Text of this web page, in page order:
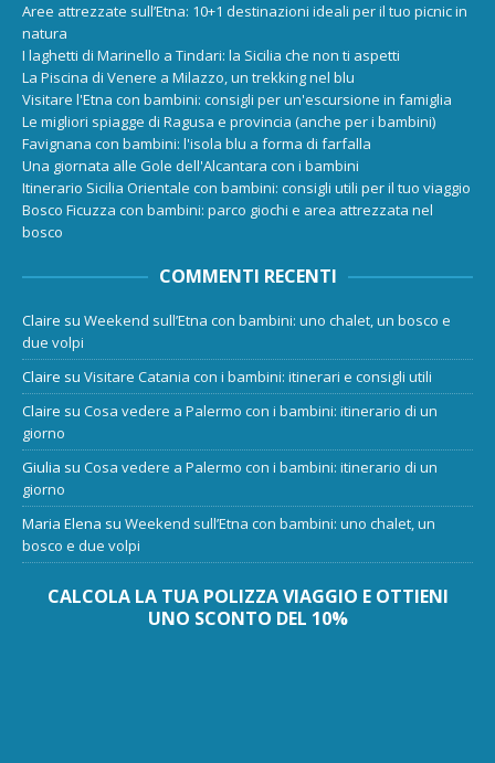
Aree attrezzate sull’Etna: 10+1 destinazioni ideali per il tuo picnic in
natura
I laghetti di Marinello a Tindari: la Sicilia che non ti aspetti
La Piscina di Venere a Milazzo, un trekking nel blu
Visitare l'Etna con bambini: consigli per un'escursione in famiglia
Le migliori spiagge di Ragusa e provincia (anche per i bambini)
Favignana con bambini: l'isola blu a forma di farfalla
Una giornata alle Gole dell'Alcantara con i bambini
Itinerario Sicilia Orientale con bambini: consigli utili per il tuo viaggio
Bosco Ficuzza con bambini: parco giochi e area attrezzata nel
bosco
COMMENTI RECENTI
Claire su Weekend sull’Etna con bambini: uno chalet, un bosco e
due volpi
Claire su Visitare Catania con i bambini: itinerari e consigli utili
Claire su Cosa vedere a Palermo con i bambini: itinerario di un
giorno
Giulia su Cosa vedere a Palermo con i bambini: itinerario di un
giorno
Maria Elena su Weekend sull’Etna con bambini: uno chalet, un
bosco e due volpi
CALCOLA LA TUA POLIZZA VIAGGIO E OTTIENI
UNO SCONTO DEL 10%